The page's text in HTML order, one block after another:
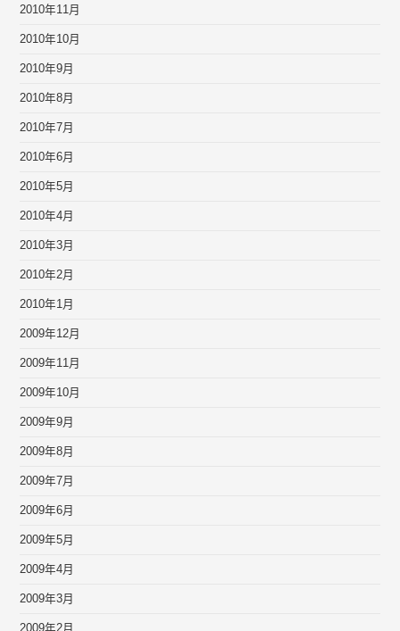
2010年11月
2010年10月
2010年9月
2010年8月
2010年7月
2010年6月
2010年5月
2010年4月
2010年3月
2010年2月
2010年1月
2009年12月
2009年11月
2009年10月
2009年9月
2009年8月
2009年7月
2009年6月
2009年5月
2009年4月
2009年3月
2009年2月